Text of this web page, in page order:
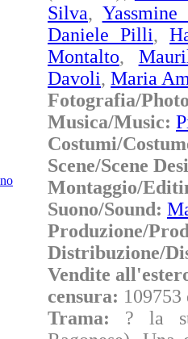
Silva, Yassmine
Daniele Pilli,
Montalto,
Davoli, Maria
Fotografia/
Musica/Music:
Costumi/
Scene/Scene
Montaggio/
Suono/Sound:
Produzione/
Distribuzione/
Vendite
censura:
Trama: ? la